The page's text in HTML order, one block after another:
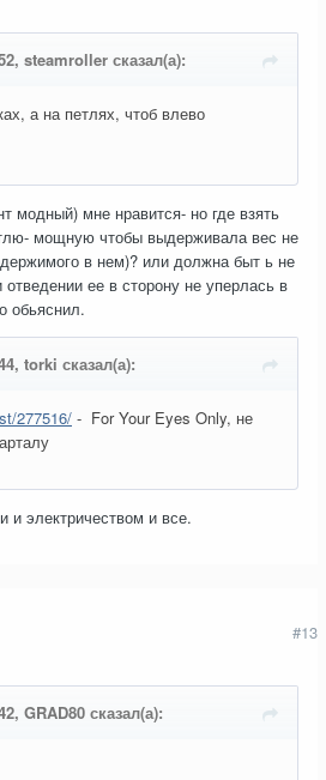
steamroller сказал(а):
а на петлях, чтоб влево
модный) мне нравится- но где взять
мощную чтобы выдерживала вес не
в нем)? или должна быт ь не
ее в сторону не уперлась в
обьяснил.
torki сказал(а):
277516/ - For Your Eyes Only, не
и электричеством и все.
#13
GRAD80 сказал(а):